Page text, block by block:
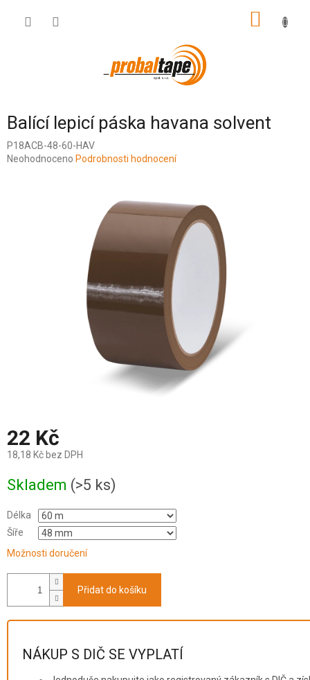
Balící lepicí páska havana solvent
P18ACB-48-60-HAV
Průměrné
Neohodnoceno Podrobnosti hodnocení
22 Kč
18,18 Kč bez DPH
cena:
Skladem (>5 ks)
Délka
Šíře
Možnosti doručení
Přidat do košíku
NÁKUP S DIČ SE VYPLATÍ